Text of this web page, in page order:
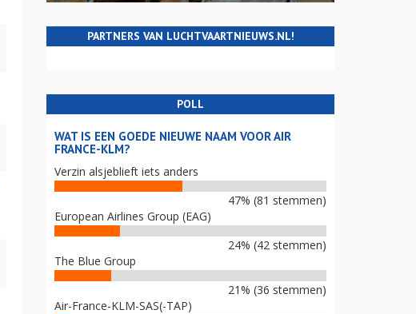
PARTNERS VAN LUCHTVAARTNIEUWS.NL!
POLL
WAT IS EEN GOEDE NIEUWE NAAM VOOR AIR
FRANCE-KLM?
Verzin alsjeblieft iets anders
47% (81 stemmen)
European Airlines Group (EAG)
24% (42 stemmen)
The Blue Group
21% (36 stemmen)
Air-France-KLM-SAS(-TAP)